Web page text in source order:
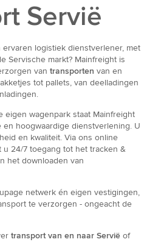
Servië
logistiek dienstverlener, met
Servische markt? Mainfreight is
van transporten van en
tot pallets, van deelladingen
eigen wagenpark staat Mainfreight
hoogwaardige dienstverlening. U
en kwaliteit. Via ons online
u 24/7 toegang tot het tracken &
het downloaden van
netwerk én eigen vestigingen,
te verzorgen - ongeacht de
transport van en naar Servië of